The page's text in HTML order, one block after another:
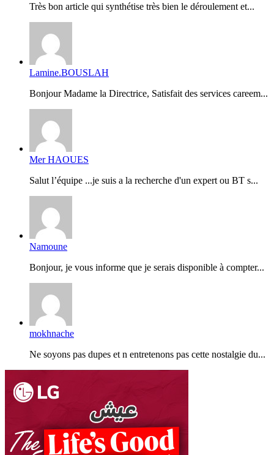
Très bon article qui synthétise très bien le déroulement et...
Lamine.BOUSLAH
Bonjour Madame la Directrice, Satisfait des services careem...
Mer HAOUES
Salut l’équipe ...je suis a la recherche d'un expert ou BT s...
Namoune
Bonjour, je vous informe que je serais disponible à compter...
mokhnache
Ne soyons pas dupes et n entretenons pas cette nostalgie du...